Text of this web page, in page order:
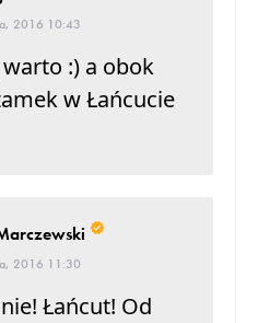
2016 10:43
:) a obok
w Łańcucie
2016 11:30
Łańcut! Od